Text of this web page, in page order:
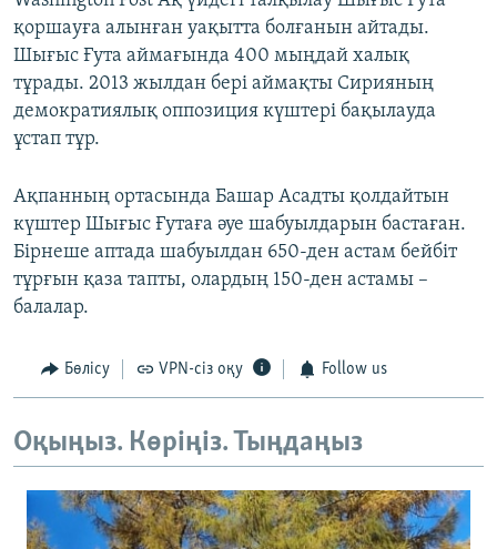
қоршауға алынған уақытта болғанын айтады.
Шығыс Ғута аймағында 400 мыңдай халық
тұрады. 2013 жылдан бері аймақты Сирияның
демократиялық оппозиция күштері бақылауда
ұстап тұр.
Ақпанның ортасында Башар Асадты қолдайтын
күштер Шығыс Ғутаға әуе шабуылдарын бастаған.
Бірнеше аптада шабуылдан 650-ден астам бейбіт
тұрғын қаза тапты, олардың 150-ден астамы –
балалар.
Бөлісу VPN-сіз оқу Follow us
Оқыңыз. Көріңіз. Тыңдаңыз